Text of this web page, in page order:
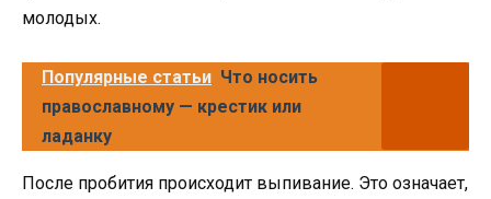
молодых.
Популярные статьи Что носить
православному — крестик или
ладанку
После пробития происходит выпивание. Это означает,